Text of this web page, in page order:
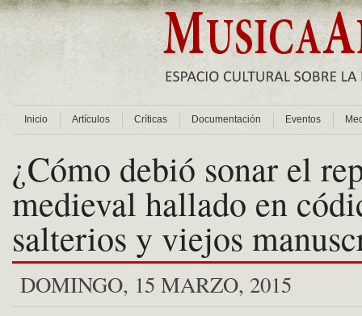
Inicio Artículos Críticas Documentación Eventos
¿Cómo debió sonar el
medieval hallado en
salterios y viejos
DOMINGO, 15 MARZO, 2015